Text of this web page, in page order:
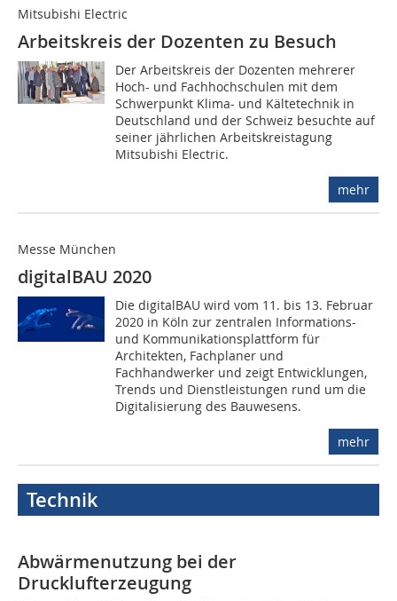
Mitsubishi Electric
Arbeitskreis der Dozenten zu Besuch
Der Arbeitskreis der Dozenten mehrerer
Hoch- und Fachhochschulen mit dem
Schwerpunkt Klima- und Kältetechnik in
Deutschland und der Schweiz besuchte auf
seiner jährlichen Arbeitskreistagung
Mitsubishi Electric.
mehr
Messe München
digitalBAU 2020
Die digitalBAU wird vom 11. bis 13. Februar
2020 in Köln zur zentralen Informations-
und Kommunikationsplattform für
Architekten, Fachplaner und
Fachhandwerker und zeigt Entwicklungen,
Trends und Dienstleistungen rund um die
Digitalisierung des Bauwesens.
mehr
Technik
Abwärmenutzung bei der
Drucklufterzeugung